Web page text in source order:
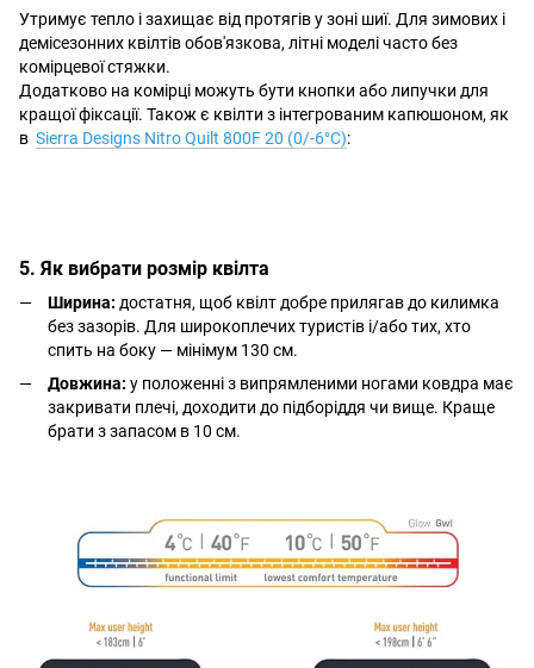
Утримує тепло і захищає від протягів у зоні шиї. Для зимових і
демісезонних квілтів обов'язкова, літні моделі часто без
комірцевої стяжки.
Додатково на комірці можуть бути кнопки або липучки для
кращої фіксації. Також є квілти з інтегрованим капюшоном, як
в Sierra Designs Nitro Quilt 800F 20 (0/-6°C):
5. Як вибрати розмір квілта
Ширина: достатня, щоб квілт добре прилягав до килимка
без зазорів. Для широкоплечих туристів і/або тих, хто
спить на боку — мінімум 130 см.
Довжина: у положенні з випрямленими ногами ковдра має
закривати плечі, доходити до підборіддя чи вище. Краще
брати з запасом в 10 см.